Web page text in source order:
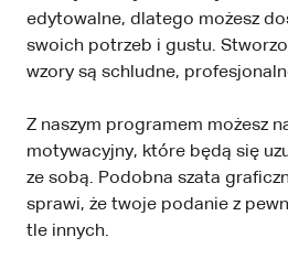
edytowalne, dlatego możesz
swoich potrzeb i gustu.
wzory są schludne,
Z naszym programem możesz
motywacyjny, które będą się
ze sobą. Podobna szata
sprawi, że twoje podanie z
tle innych.